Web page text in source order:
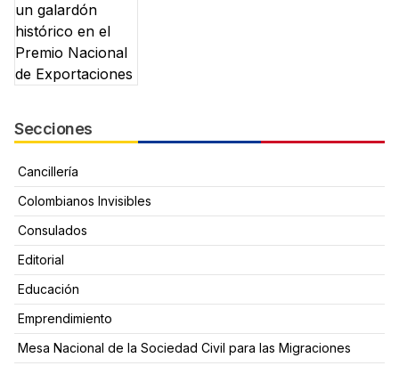
Secciones
Cancillería
Colombianos Invisibles
Consulados
Editorial
Educación
Emprendimiento
Mesa Nacional de la Sociedad Civil para las Migraciones